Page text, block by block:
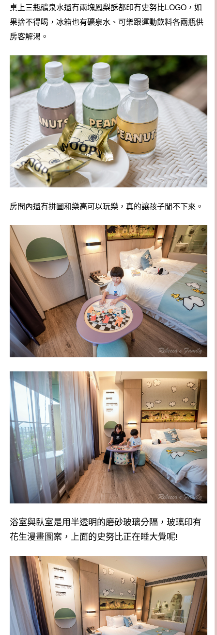
桌上三瓶礦泉水還有兩塊鳳梨酥都印有史努比LOGO，如
果捨不得喝，冰箱也有礦泉水、可樂跟運動飲料各兩瓶供
房客解渴。
房間內還有拼圖和樂高可以玩樂，真的讓孩子閒不下來。
浴室與臥室是用半透明的磨砂玻璃分隔，玻璃印有
花生漫畫圖案，上面的史努比正在睡大覺呢!